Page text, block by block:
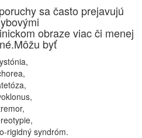
sa často prejavujú
obraze viac či menej
byť
rigidný syndróm.